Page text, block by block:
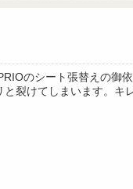
のシート張替えの御
裂けてしまいます。